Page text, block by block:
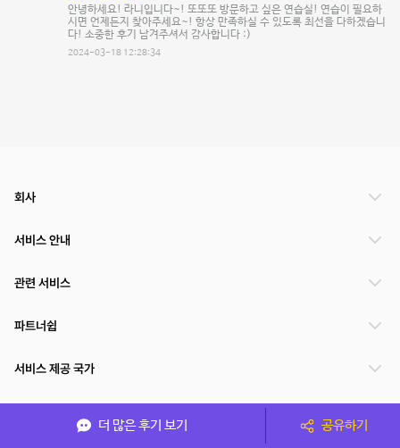
안녕하세요! 라니입니다~! 또또또 방문하고 싶은 연습실! 연습이 필요하
시면 언제든지 찾아주세요~! 항상 만족하실 수 있도록 최선을 다하겠습니
다! 소중한 후기 남겨주셔서 감사합니다 :)
2024-03-18 12:28:34
더 많은 후기 보기 공유하기
회사
서비스 안내
관련 서비스
파트너쉽
서비스 제공 국가
(주)NSPACE 사업자정보